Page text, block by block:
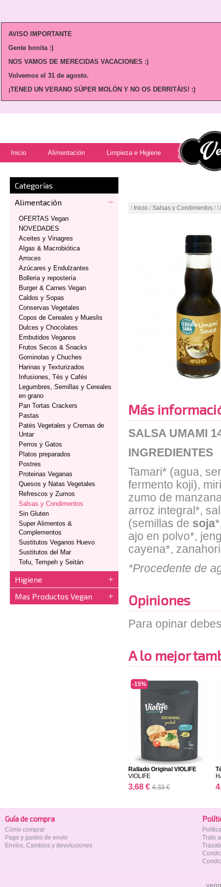
AVISO IMPORTANTE
Gente bonita :)
NOS VAMOS DE MERECIDAS VACACIONES :)
Volvemos el 31 de agosto.
¡TENED UN VERANO SÚPER MOLÓN Y NO OS DERRITÁIS! :)
Inicio Alimentación Limpieza e Higiene
Categorías
Alimentación
OFERTAS Vegan
NOVEDADES
Aceites y Vinagres
Algas & Macrobiótica
Arroces
Azúcares y Endulzantes
Bolleria y repostería
Burger & Carnes Vegan
Caldos y Sopas
Conservas Vegetales
Copos de Cereales y Mueslis
Dulces y Chocolates
Embutidos Veganos
Frutos Secos & Snacks
Gominolas y Chuches
Harinas y Texturizados
Infusiones, Tés y Cafés
Legumbres, Semillas y Cereales
en grano
Pan Tortas Crackers
Pastas
Patés Vegetales y Cremas de
Untar
Perros y Gatos
Platos preparados
Postres
Proteinas Veganas
Quesos y Natas Vegetales
Refrescos y Zumos
Salsas y Condimentos
Sin Gluten
Super Alimentos &
Complementos
Sustitutos Veganos Huevo
Sustitutos del Mar
Tofu, Tempeh y Seitán
Higiene
Mas Productos Vegan
/ Inicio / Salsas y Condimentos /
Más
SALSA UMAMI
INGREDIENTES
Tamari* (agua,
fermento koji),
zumo de
arroz integral*,
(semillas de soja
ajo en polvo*,
cayena*,
*Procedente de
Opiniones
Para opinar
A lo mejor
Rallado Original VIOLIFE
VIOLIFE
3,68 € 4,33 €
-15%
Guía de compra
Cómo comprar
Pago y gastos de envío
Envíos, Cambios y devoluciones
Trato